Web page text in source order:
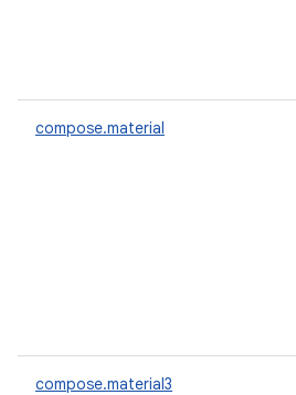
compose.material
compose.material3